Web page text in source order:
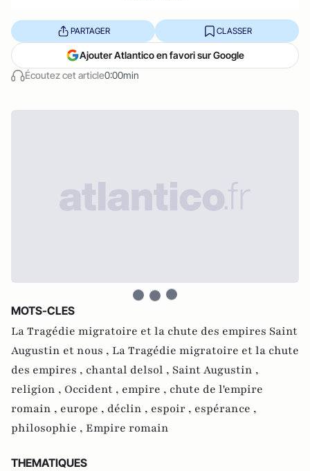
Écoutez cet article0:00min
PARTAGER CLASSER
Ajouter Atlantico en favori sur Google
MOTS-CLES
La Tragédie migratoire et la chute des empires Saint
Augustin et nous , La Tragédie migratoire et la chute
des empires , chantal delsol , Saint Augustin ,
religion , Occident , empire , chute de l'empire
romain , europe , déclin , espoir , espérance ,
philosophie , Empire romain
THEMATIQUES